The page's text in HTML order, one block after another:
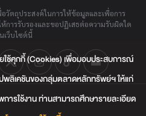
ตถุประสงค์ในการให้ข้อมูลและเพื่อการ
การรับรองและขอปฏิเสธต่อความรับผิดใด
เว็บไซต์นี้
ช้คุกกี้ (Cookies) เพื่อมอบประสบการณ์
พลิเคชันของกลุ่มตลาดหลักทรัพย์ฯ ให้แก่
ารใช้งาน ท่านสามารถศึกษารายละเอียด